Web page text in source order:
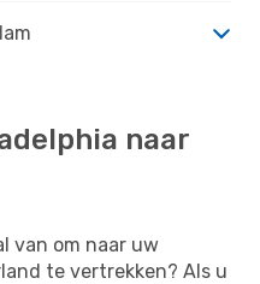
naar
van om naar uw
te vertrekken? Als u